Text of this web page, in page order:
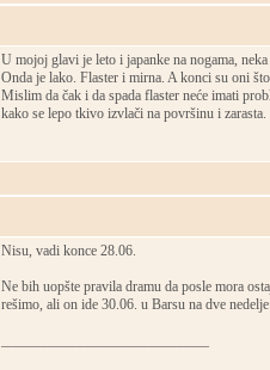
U mojoj glavi je leto i japanke na nogama,
Onda je lako. Flaster i mirna. A konci su oni
Mislim da čak i da spada flaster neće imati
kako se lepo tkivo izvlači na površinu i zarasta.
Nisu, vadi konce 28.06.
Ne bih uopšte pravila dramu da posle mora
rešimo, ali on ide 30.06. u Barsu na dve